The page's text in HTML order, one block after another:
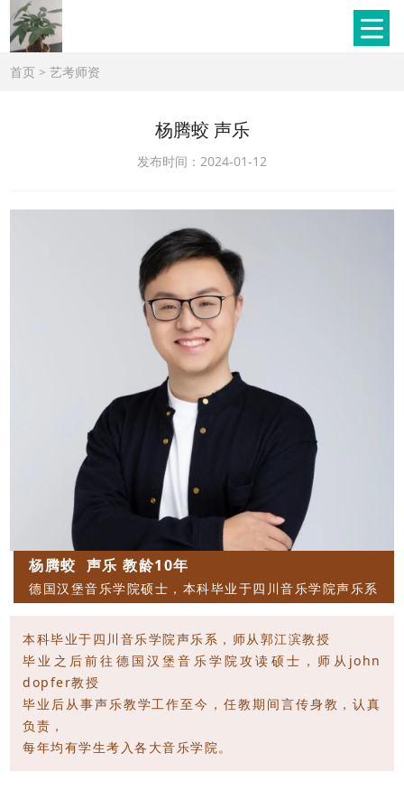
首页 >艺考师资
杨腾蛟 声乐
发布时间：2024-01-12
杨腾蛟 声乐 教龄10年
德国汉堡音乐学院硕士，本科毕业于四川音乐学院声乐系
本科毕业于四川音乐学院声乐系，师从郭江滨教授
毕业之后前往德国汉堡音乐学院攻读硕士，师从john
dopfer教授
毕业后从事声乐教学工作至今，任教期间言传身教，认真
负责，
每年均有学生考入各大音乐学院。